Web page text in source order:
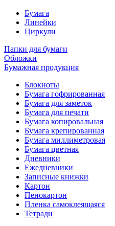
Бумага
Линейки
Циркули
Папки для бумаги
Обложки
Бумажная продукция
Блокноты
Бумага гофрированная
Бумага для заметок
Бумага для печати
Бумага копировальная
Бумага крепированная
Бумага миллиметровая
Бумага цветная
Дневники
Ежедневники
Записные книжки
Картон
Пенокартон
Пленка самоклеящаяся
Тетради